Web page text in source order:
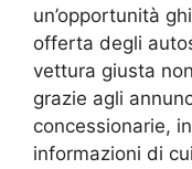
un’opportunità
offerta degli
vettura giusta
grazie agli
concessionarie,
informazioni di